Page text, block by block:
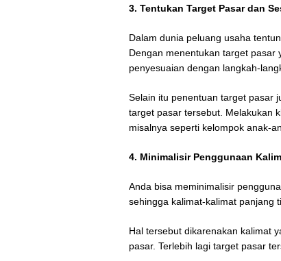
3. Tentukan Target Pasar dan
Dalam dunia peluang usaha
Dengan menentukan target pasar
penyesuaian dengan langkah-
Selain itu penentuan target pasar
target pasar tersebut. Melakukan
misalnya seperti kelompok anak-
4. Minimalisir Penggunaan
Anda bisa meminimalisir
sehingga kalimat-kalimat panjang
Hal tersebut dikarenakan kalimat
pasar. Terlebih lagi target pasar